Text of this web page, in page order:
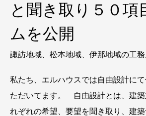
と聞き取り５０項
ムを公開
諏訪地域、松本地域、伊那地域の工
私たち、エルハウスでは自由設計に
ただいてます。 自由設計とは、建築
れぞれの希望、要望を聞き取り、建